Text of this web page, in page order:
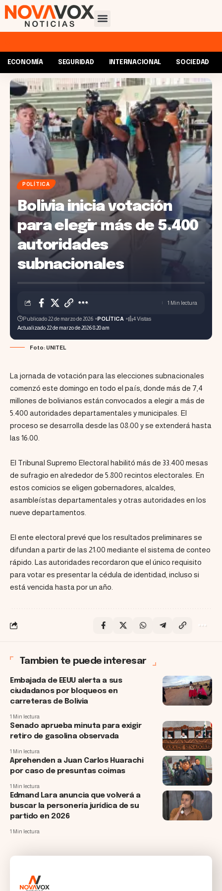
ECONOMÍA SEGURIDAD INTERNACIONAL SOCIEDAD
POLÍTICA
Bolivia inicia votación
para elegir más de 5.400
autoridades
subnacionales
Actualizado 22 de marzo de 2026 8:20 am
Publicado 22 de marzo de 2026 POLÍTICA 4 Vistas
1 Min lectura
Foto: UNITEL
La jornada de votación para las elecciones subnacionales
comenzó este domingo en todo el país, donde más de 7,4
millones de bolivianos están convocados a elegir a más de
5.400 autoridades departamentales y municipales. El
proceso se desarrolla desde las 08:00 y se extenderá hasta
las 16:00.
El Tribunal Supremo Electoral habilitó más de 33.400 mesas
de sufragio en alrededor de 5.800 recintos electorales. En
estos comicios se eligen gobernadores, alcaldes,
asambleístas departamentales y otras autoridades en los
nueve departamentos.
El ente electoral prevé que los resultados preliminares se
difundan a partir de las 21:00 mediante el sistema de conteo
rápido. Las autoridades recordaron que el único requisito
para votar es presentar la cédula de identidad, incluso si
está vencida hasta por un año.
Tambien te puede interesar
Embajada de EEUU alerta a sus
ciudadanos por bloqueos en
carreteras de Bolivia
1 Min lectura
Senado aprueba minuta para exigir
retiro de gasolina observada
1 Min lectura
Aprehenden a Juan Carlos Huarachi
por caso de presuntas coimas
1 Min lectura
Edmand Lara anuncia que volverá a
buscar la personería jurídica de su
partido en 2026
1 Min lectura